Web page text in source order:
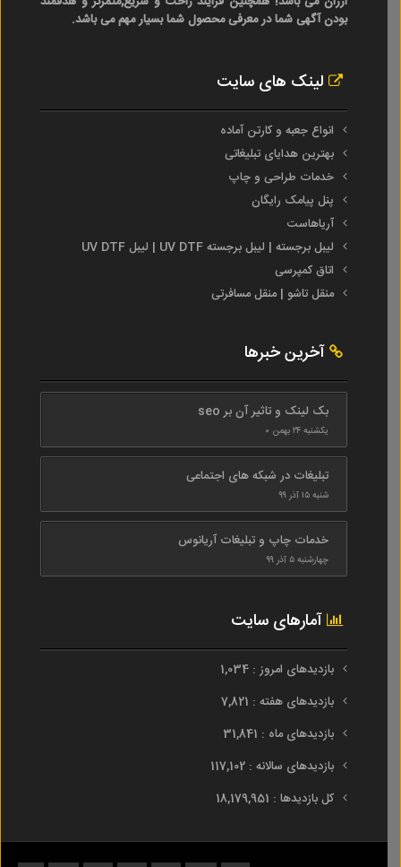
بودن آگهی شما در معرفی محصول شما بسیار مهم می باشد.
لینک های سایت
انواع جعبه و کارتن آماده
بهترین هدایای تبلیغاتی
خدمات طراحی و چاپ
پنل پیامک رایگان
آریاهاست
لیبل برجسته | لیبل برجسته UV DTF | لیبل UV DTF
اتاق کمپرسی
منقل تاشو | منقل مسافرتی
آخرین خبرها
بک لینک و تاثیر آن بر seo
یکشنبه ۲۴ بهمن ۰
تبلیغات در شبکه های اجتماعی
شنبه ۱۵ آذر ۹۹
خدمات چاپ و تبلیغات آریانوس
چهارشنبه ۵ آذر ۹۹
آمارهای سایت
بازدیدهای امروز : 1,034
بازدیدهای هفته : 7,821
بازدیدهای ماه : 31,841
بازدیدهای سالانه : 117,102
کل بازدیدها : 18,179,951